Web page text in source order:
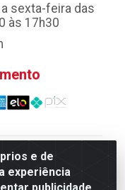
e de
experiência
sexta-feira das
às 17h30
Comercio e
39 e, 41 - Setor
CEP 72.135-100 -